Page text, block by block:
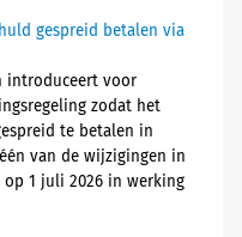
gespreid betalen via
introduceert voor
zodat het
te betalen in
van de wijzigingen in
1 juli 2026 in werking